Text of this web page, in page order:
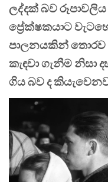
ලද්දක් බව
ප්‍රේක්ෂකයාට
පාලනයකින්
කැඳවා ගැනීම
ගිය බව ද